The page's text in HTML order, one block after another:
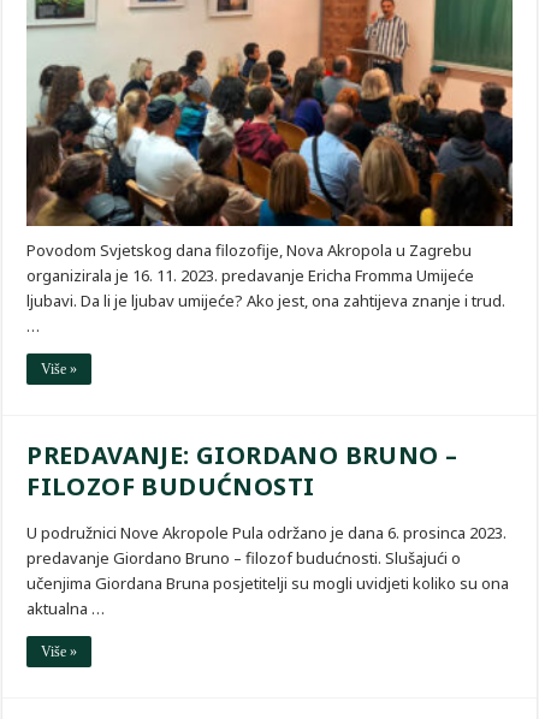
Povodom Svjetskog dana filozofije, Nova Akropola u Zagrebu
organizirala je 16. 11. 2023. predavanje Ericha Fromma Umijeće
ljubavi. Da li je ljubav umijeće? Ako jest, ona zahtijeva znanje i trud.
…
Više »
PREDAVANJE: GIORDANO BRUNO –
FILOZOF BUDUĆNOSTI
U podružnici Nove Akropole Pula održano je dana 6. prosinca 2023.
predavanje Giordano Bruno – filozof budućnosti. Slušajući o
učenjima Giordana Bruna posjetitelji su mogli uvidjeti koliko su ona
aktualna …
Više »